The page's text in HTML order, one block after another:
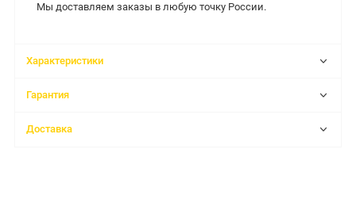
Мы доставляем заказы в любую точку России.
Характеристики
Гарантия
Доставка